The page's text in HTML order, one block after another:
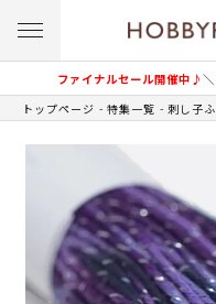
ファイナルセール開催中♪
トップページ 特集一覧 刺し子